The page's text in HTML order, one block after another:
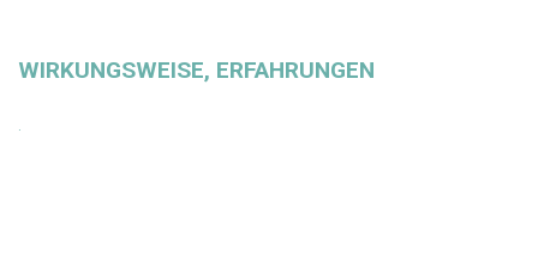
WIRKUNGSWEISE, ERFAHRUNGEN
.